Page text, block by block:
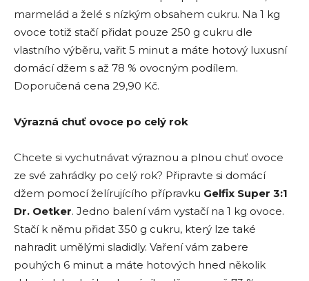
marmelád a želé s nízkým obsahem cukru. Na 1 kg
ovoce totiž stačí přidat pouze 250 g cukru dle
vlastního výběru, vařit 5 minut a máte hotový luxusní
domácí džem s až 78 % ovocným podílem.
Doporučená cena 29,90 Kč.
Výrazná chuť ovoce po celý rok
Chcete si vychutnávat výraznou a plnou chuť ovoce
ze své zahrádky po celý rok? Připravte si domácí
džem pomocí želírujícího přípravku Gelfix Super 3:1
Dr. Oetker. Jedno balení vám vystačí na 1 kg ovoce.
Stačí k němu přidat 350 g cukru, který lze také
nahradit umělými sladidly. Vaření vám zabere
pouhých 6 minut a máte hotových hned několik